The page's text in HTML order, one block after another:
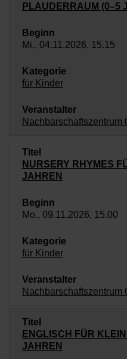
PLAUDERRAUM (0–5
Mi., 04.11.2026, 15.15
für Kinder
Nachbarschaftszentrum
NURSERY RHYMES
JAHREN
Mo., 09.11.2026, 15.00
für Kinder
Nachbarschaftszentrum
ENGLISCH FÜR
JAHREN